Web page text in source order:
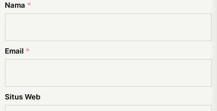
Nama *
Email *
Situs Web